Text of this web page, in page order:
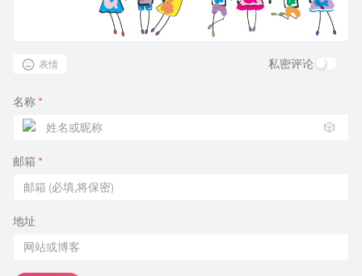
表情 私密评论
名称 *
🎲
邮箱 *
地址